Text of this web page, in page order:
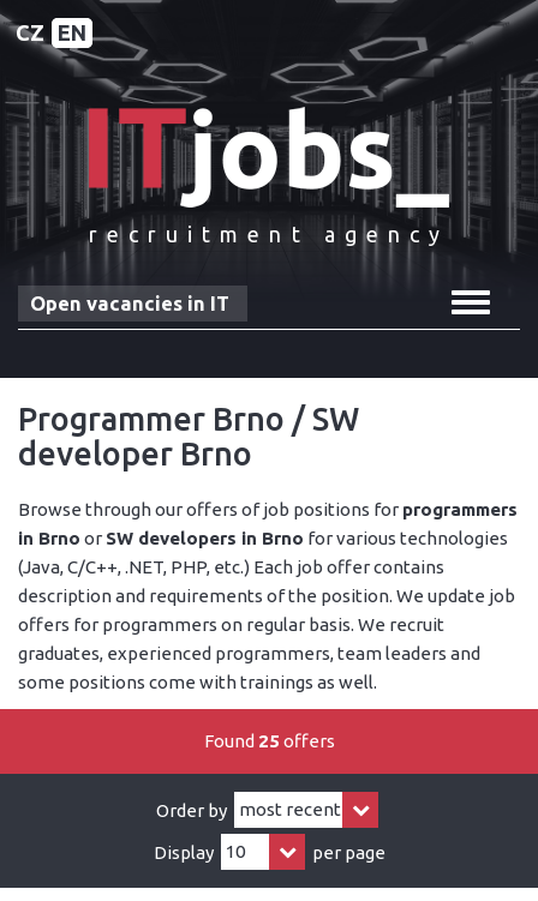
CZ EN
recruitment agency
Toggle
Open vacancies in IT
Programmer Brno / SW
developer Brno
Browse through our offers of job positions for programmers
in Brno or SW developers in Brno for various technologies
(Java, C/C++, .NET, PHP, etc.) Each job offer contains
description and requirements of the position. We update job
offers for programmers on regular basis. We recruit
graduates, experienced programmers, team leaders and
some positions come with trainings as well.
Found 25 offers
Order by
Display per page